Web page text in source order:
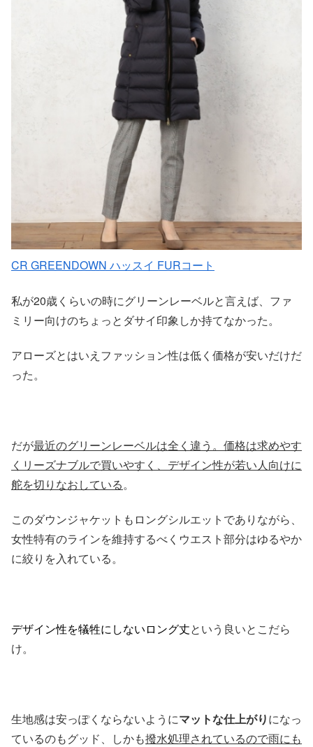
CR GREENDOWN ハッスイ FURコート
私が20歳くらいの時にグリーンレーベルと言えば、ファ
ミリー向けのちょっとダサイ印象しか持てなかった。
アローズとはいえファッション性は低く価格が安いだけだ
った。
だが最近のグリーンレーベルは全く違う。価格は求めやす
くリーズナブルで買いやすく、デザイン性が若い人向けに
舵を切りなおしている。
このダウンジャケットもロングシルエットでありながら、
女性特有のラインを維持するべくウエスト部分はゆるやか
に絞りを入れている。
デザイン性を犠牲にしないロング丈という良いとこだら
け。
生地感は安っぽくならないようにマットな仕上がりになっ
ているのもグッド、しかも撥水処理されているので雨にも